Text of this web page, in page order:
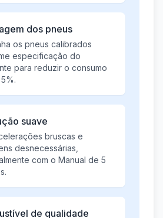
dos pneus
os pneus calibrados
especificação do
para reduzir o consumo
suave
bruscas e
desnecessárias,
com o Manual de 5
de qualidade